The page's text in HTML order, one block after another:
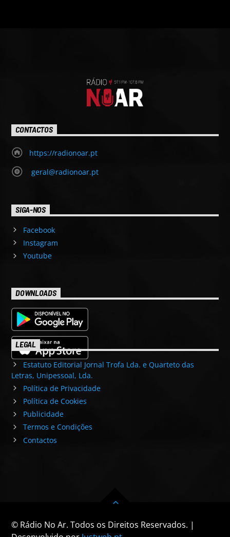
CONTACTOS
https://radionoar.pt
geral@radionoar.pt
SIGA-NOS
Facebook
Instagram
Youtube
DOWNLOADS
LEGAL
Estatuto Editorial Jornal Trofa Lda. e Quarteto das
Letras, Unipessoal, Lda.
Política de Privacidade
Política de Cookies
Publicidade
Termos e Condições
Contactos
© Rádio No Ar. Todos os Direitos Reservados. |